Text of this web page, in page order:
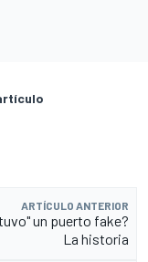
ARTÍCULO ANTERIOR
un puerto fake?
La historia